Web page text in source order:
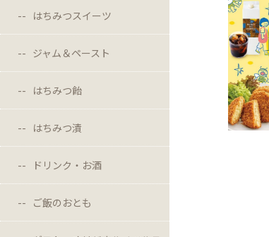
はちみつスイーツ
ジャム＆ペースト
はちみつ飴
はちみつ漬
ドリンク・お酒
ご飯のおとも